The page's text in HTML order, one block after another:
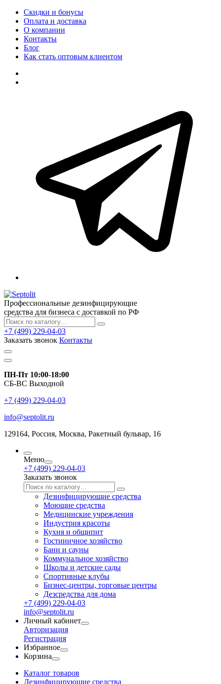
Скидки и бонусы
Оплата и доставка
О компании
Контакты
Блог
Как стать оптовым клиентом
Профессиональные дезинфицирующие
средства для бизнеса с доставкой по РФ
+7 (499) 229-04-03
Заказать звонок Контакты
ПН-Пт 10:00-18:00
СБ-ВС Выходной
+7 (499) 229-04-03
info@septolit.ru
129164, Россия, Москва, Ракетный бульвар, 16
Меню
+7 (499) 229-04-03
Заказать звонок
Дезинфицирующие средства
Моющие средства
Медицинские учреждения
Индустрия красоты
Кухня и общипит
Гостиничное хозяйство
Бани и сауны
Коммунальное хозяйство
Школы и детские сады
Спортивные клубы
Бизнес-центры, торговые центры
Дезсредства для дома
+7 (499) 229-04-03
info@septolit.ru
Личный кабинет
Авторизация
Регистрация
Избранное
Корзина
Каталог товаров
Дезинфицирующие средства